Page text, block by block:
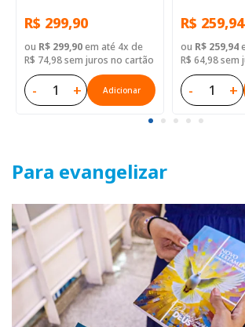
Regular, com mapa,
Capa Couro Sintético
Ilustrada Marrom
R$ 299,90
ou R$ 299,90em até 4x de
R$ 74,98 sem juros no cartão
- + Adicionar
Sintético
R$ 259,94
ou R$ 259,94
R$ 64,98
- +
Para evangelizar